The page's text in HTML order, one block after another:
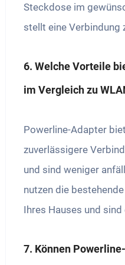
Steckdose im
stellt eine Verbindung
6. Welche Vorteile
im Vergleich zu
Powerline-Adapter
zuverlässigere
und sind weniger
nutzen die
Ihres Hauses und
7. Können